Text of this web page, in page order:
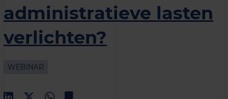
administratieve lasten
verlichten?
WEBINAR